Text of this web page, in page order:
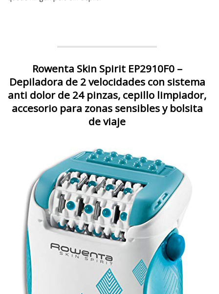
Rowenta Skin Spirit EP2910F0 –
Depiladora de 2 velocidades con sistema
anti dolor de 24 pinzas, cepillo limpiador,
accesorio para zonas sensibles y bolsita
de viaje